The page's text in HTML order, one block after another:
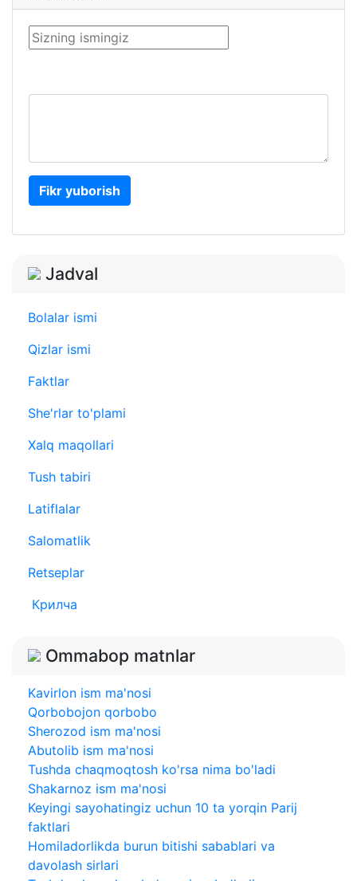
Fikr yuborish
Jadval
Bolalar ismi
Qizlar ismi
Faktlar
She'rlar to'plami
Xalq maqollari
Tush tabiri
Latiflalar
Salomatlik
Retseplar
Крилча
Ommabop matnlar
Kavirlon ism ma'nosi
Qorbobojon qorbobo
Sherozod ism ma'nosi
Abutolib ism ma'nosi
Tushda chaqmoqtosh ko'rsa nima bo'ladi
Shakarnoz ism ma'nosi
Keyingi sayohatingiz uchun 10 ta yorqin Parij
faktlari
Homiladorlikda burun bitishi sabablari va
davolash sirlari